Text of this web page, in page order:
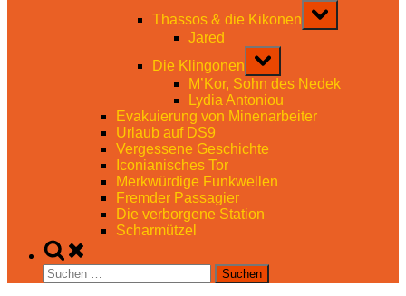
Thassos & die Kikonen
Toggle
sub-
Jared
Die Klingonen
Toggle
sub-
menu
M’Kor, Sohn des Nedek
Lydia Antoniou
Evakuierung von Minenarbeiter
Urlaub auf DS9
Vergessene Geschichte
Iconianisches Tor
Merkwürdige Funkwellen
Fremder Passagier
Die verborgene Station
Scharmützel
Toggle
search
form
Suchen
nach: